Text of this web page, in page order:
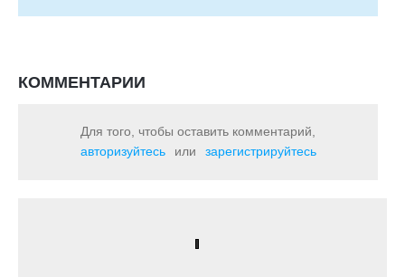
КОММЕНТАРИИ
Для того, чтобы оставить комментарий,
авторизуйтесь
или зарегистрируйтесь